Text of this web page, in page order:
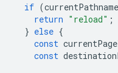
if (currentPathname
return "reload" ;
} else {
const
const